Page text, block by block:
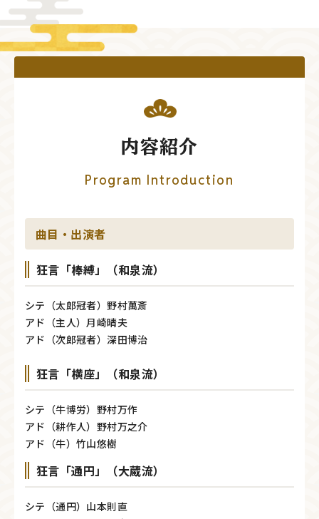
内容紹介
Program Introduction
曲目・出演者
狂言「棒縛」（和泉流）
シテ（太郎冠者）野村萬斎
アド（主人）月崎晴夫
アド（次郎冠者）深田博治
狂言「横座」（和泉流）
シテ（牛博労）野村万作
アド（耕作人）野村万之介
アド（牛）竹山悠樹
狂言「通円」（大蔵流）
シテ（通円）山本則直